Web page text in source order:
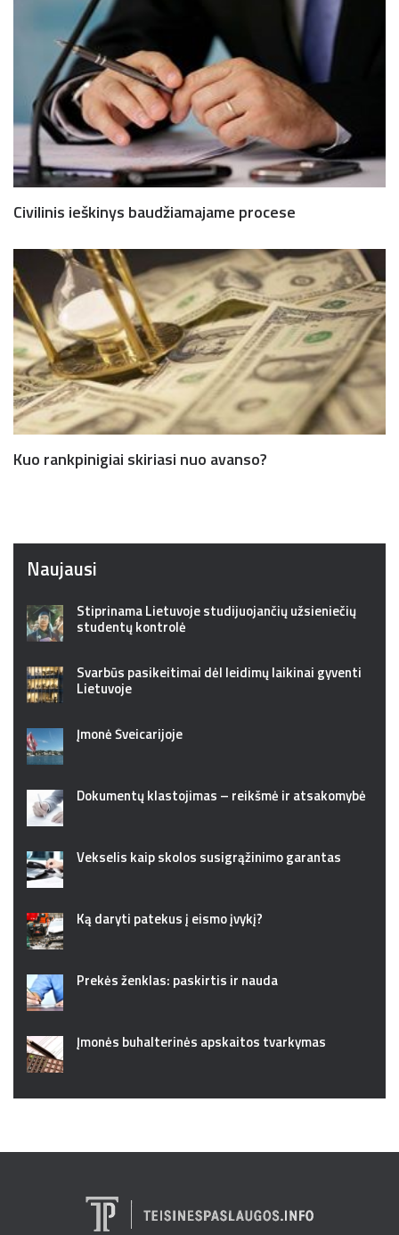
Civilinis ieškinys baudžiamajame procese
Kuo rankpinigiai skiriasi nuo avanso?
Naujausi
Stiprinama Lietuvoje studijuojančių užsieniečių
studentų kontrolė
Svarbūs pasikeitimai dėl leidimų laikinai gyventi
Lietuvoje
Įmonė Šveicarijoje
Dokumentų klastojimas – reikšmė ir atsakomybė
Vekselis kaip skolos susigrąžinimo garantas
Ką daryti patekus į eismo įvykį?
Prekės ženklas: paskirtis ir nauda
Įmonės buhalterinės apskaitos tvarkymas